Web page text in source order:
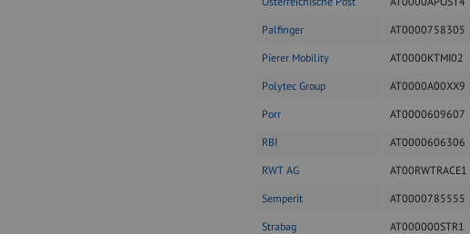
Palfinger AT0000758305
Pierer Mobility AT0000KTMI02
Polytec Group AT0000A00XX9
Porr AT0000609607
RBI AT0000606306
RWT AG AT00RWTRACE1
Semperit AT0000785555
Strabag AT000000STR1